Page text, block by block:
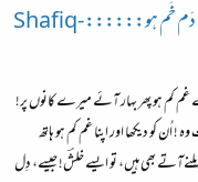
::::::ہو خیال ایسا جس میں دَم خَم ہو:::::: Shafiq-
کم ہو پھر بہار آئے میرے کانوں پر!
کو دیکھا اور اپنا غم کم ہو ہاتھ
بھی ہیں، تو ایسے خلشؔ! جیسے، دِل